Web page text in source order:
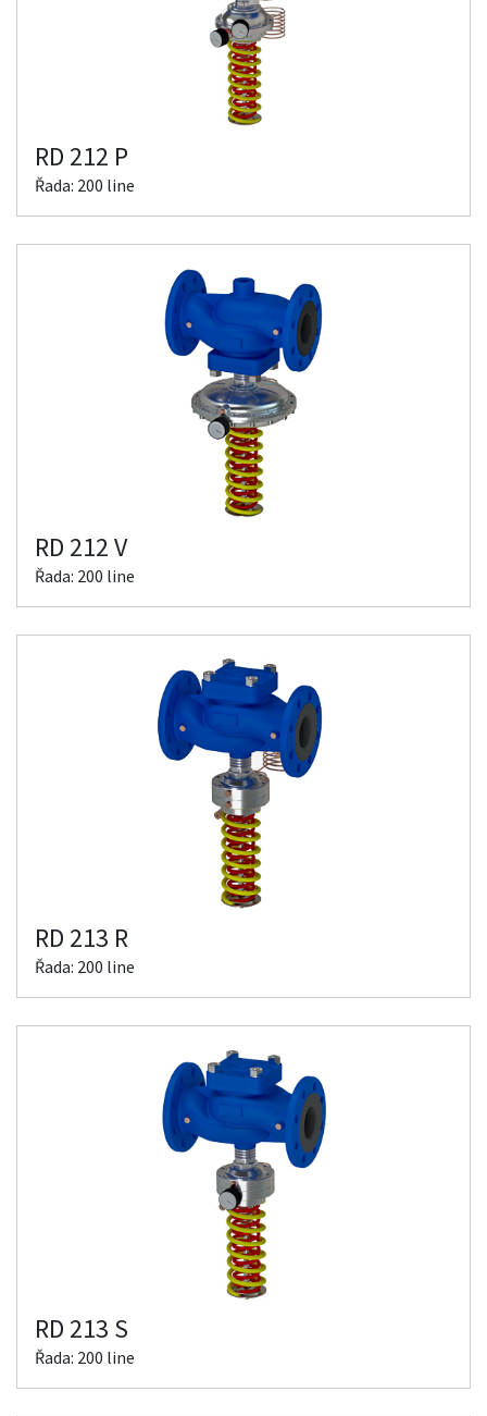
RD 212 P
Řada: 200 line
RD 212 V
Řada: 200 line
RD 213 R
Řada: 200 line
RD 213 S
Řada: 200 line